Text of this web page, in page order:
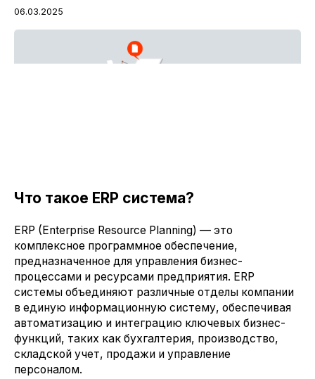
06.03.2025
Что такое ERP система?
ERP (Enterprise Resource Planning) — это
комплексное программное обеспечение,
предназначенное для управления бизнес-
процессами и ресурсами предприятия. ERP
системы объединяют различные отделы компании
в единую информационную систему, обеспечивая
автоматизацию и интеграцию ключевых бизнес-
функций, таких как бухгалтерия, производство,
складской учет, продажи и управление
персоналом.